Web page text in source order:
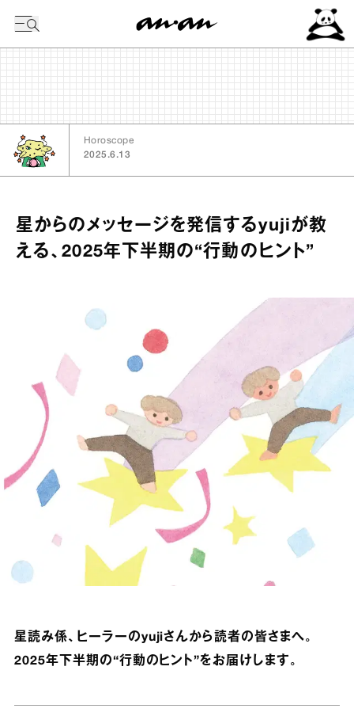
Horoscope
2025.6.13
星からのメッセージを発信するyujiが教
える、2025年下半期の“行動のヒント”
星読み係、ヒーラーのyujiさんから読者の皆さまへ。
2025年下半期の“行動のヒント”をお届けします。